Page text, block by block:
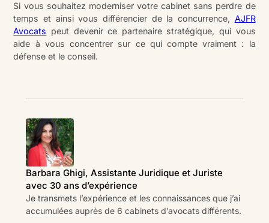
Si vous souhaitez moderniser votre cabinet sans perdre de
temps et ainsi vous différencier de la concurrence, AJFR
Avocats peut devenir ce partenaire stratégique, qui vous
aide à vous concentrer sur ce qui compte vraiment : la
défense et le conseil.
Barbara Ghigi, Assistante Juridique et Juriste
avec 30 ans d’expérience
Je transmets l’expérience et les connaissances que j’ai
accumulées auprès de 6 cabinets d’avocats différents.